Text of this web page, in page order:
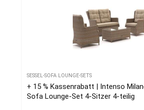
SESSEL-SOFA LOUNGE-SETS
+ 15 % Kassenrabatt | Intenso
Sofa Lounge-Set 4-Sitzer 4-teilig